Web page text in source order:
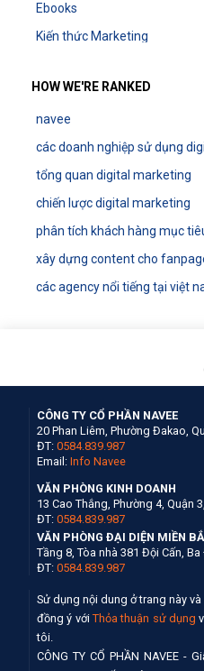
Ebooks
Kiến thức Marketing
HOW WE'RE RANKED
navee
các doanh nghiệp sử dụng
tổng quan digital marketing
chiến lược digital marketing
phân tích khách hàng mục
xây dựng content cho
các agency nổi tiếng tại việt
CÔNG TY CỔ PHẦN NAVEE
20 Phan Liêm, Phường Đakao,
ĐT: 0584.839.987
Email: Info Navee
VĂN PHÒNG KINH DOANH
13 Cao Thắng, Phường 4, Quận
ĐT: 0584.839.987
VĂN PHÒNG ĐẠI DIỆN MIỀN
Tầng 8, Tòa nhà 381 Đội Cấn,
ĐT: 0584.839.987
Sử dụng nội dung ở trang này
đồng ý với Thỏa thuận sử dụng
tôi.
CÔNG TY CỔ PHẦN NAVEE -